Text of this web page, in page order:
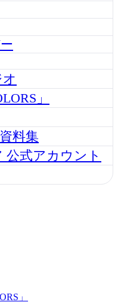
」
料集
公式アカウント
」